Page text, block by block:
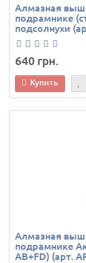
Алмазная
подрамнике
подсолнухи
640 грн.
Купить
Алмазная
подрамнике
AB+FD) (арт.